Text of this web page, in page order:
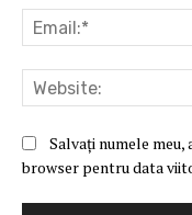
Salvați numele
browser pentru data